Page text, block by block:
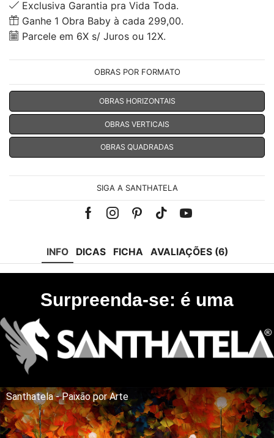
Exclusiva Garantia pra Vida Toda.
Ganhe 1 Obra Baby à cada 299,00.
Parcele em 6X s/ Juros ou 12X.
OBRAS POR FORMATO
OBRAS HORIZONTAIS
OBRAS VERTICAIS
OBRAS QUADRADAS
SIGA A SANTHATELA
FacebookInstagramPinterest
Tik-Youtube
INFO DICAS FICHA AVALIAÇÕES (6)
Surpreenda-se: é uma
Santhatela - Paixão por Arte